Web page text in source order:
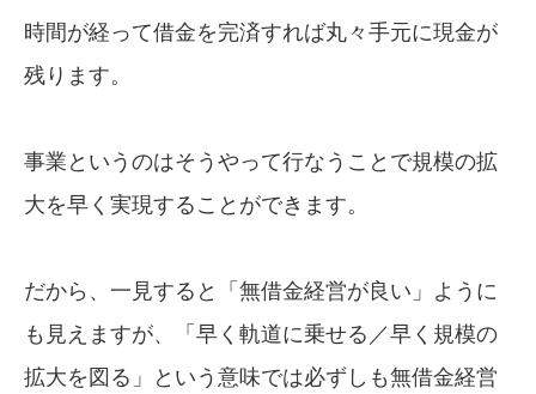
時間が経って借金を完済すれば丸々手元に現金が
残ります。
事業というのはそうやって行なうことで規模の拡
大を早く実現することができます。
だから、一見すると「無借金経営が良い」ように
も見えますが、「早く軌道に乗せる／早く規模の
拡大を図る」という意味では必ずしも無借金経営